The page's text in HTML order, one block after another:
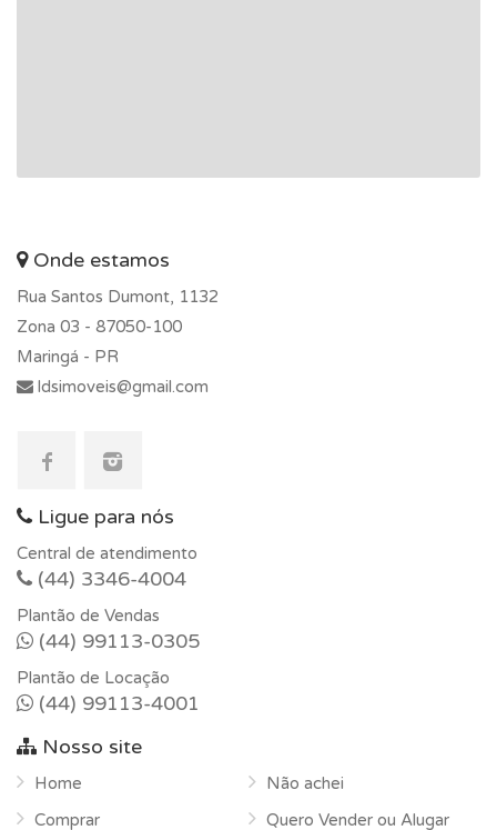
Onde estamos
Rua Santos Dumont, 1132
Zona 03 - 87050-100
Maringá - PR
ldsimoveis@gmail.com
Ligue para nós
Central de atendimento
(44) 3346-4004
Plantão de Vendas
(44) 99113-0305
Plantão de Locação
(44) 99113-4001
Nosso site
Home
Comprar
Não achei
Quero Vender ou Alugar